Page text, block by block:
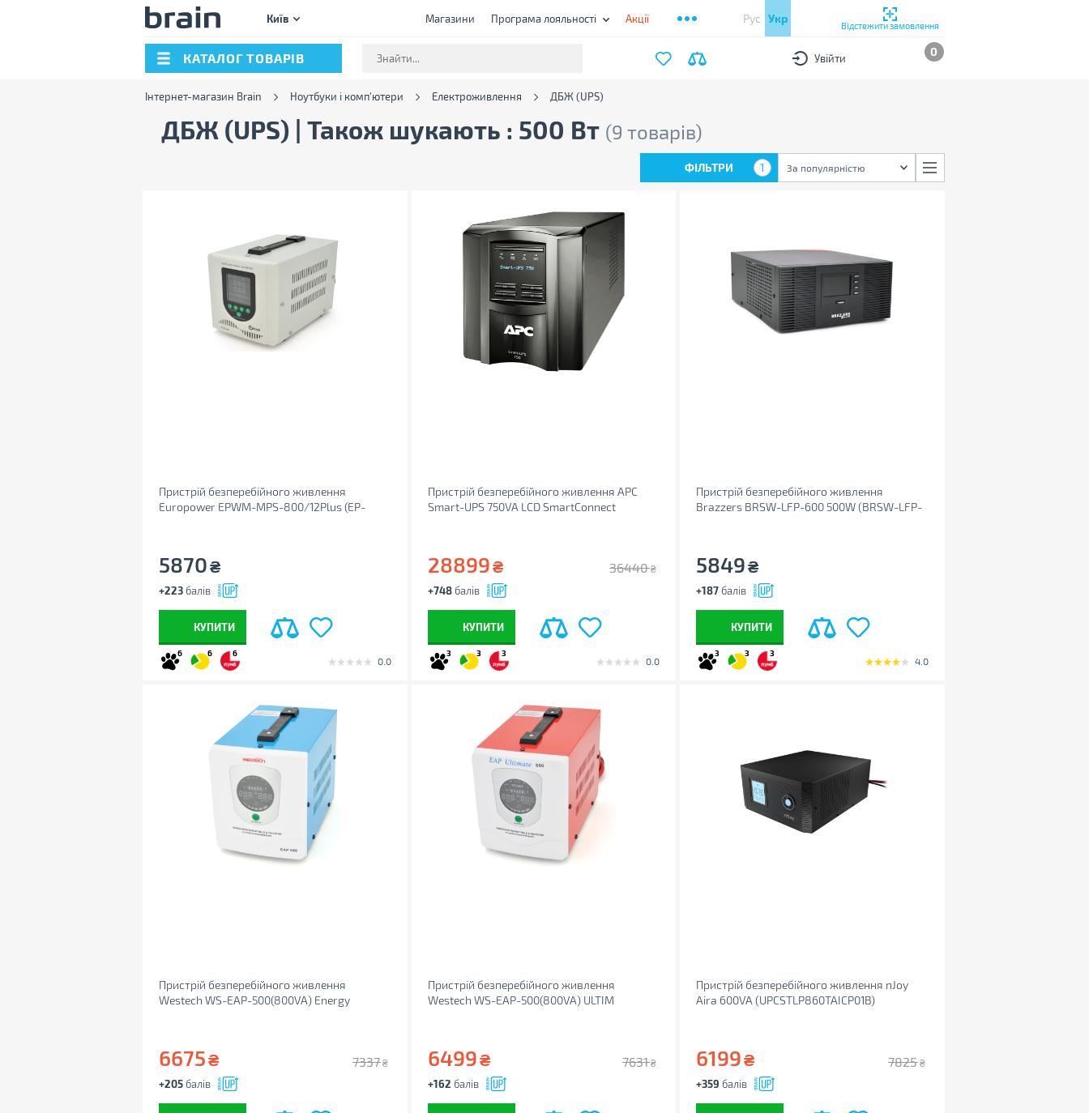
Київ Магазини Програма лояльності Акції Рус Укр
Відстежити замовлення
КАТАЛОГ ТОВАРІВ Увійти 0
Інтернет-магазин Brain Ноутбуки і комп'ютери Електроживлення ДБЖ (UPS)
ДБЖ (UPS) | Також шукають : 500 Вт (9 товарів)
ФІЛЬТРИ 1 За популярністю
Пристрій безперебійного живлення
Europower EPWM-MPS-800/12Plus (EP-
5870₴
+223 балів
КУПИТИ
6 6 6
0.0
Пристрій безперебійного живлення APC
Smart-UPS 750VA LCD SmartConnect
28899₴ 36440 ₴
+748балів
КУПИТИ
3 3 3
0.0
Пристрій безперебійного живлення
Brazzers BRSW-LFP-600 500W (BRSW-LFP-
5849₴
+187 балів
КУПИТИ
3 3 3
4.0
Пристрій безперебійного живлення
Westech WS-EAP-500(800VA) Energy
6675₴ 7337 ₴
+205 балів
Пристрій безперебійного живлення
Westech WS-EAP-500(800VA) ULTIM
6499₴ 7631 ₴
+162 балів
Пристрій безперебійного живлення nJoy
Aira 600VA (UPCSTLP860TAICP01B)
6199₴ 7825 ₴
+359 балів